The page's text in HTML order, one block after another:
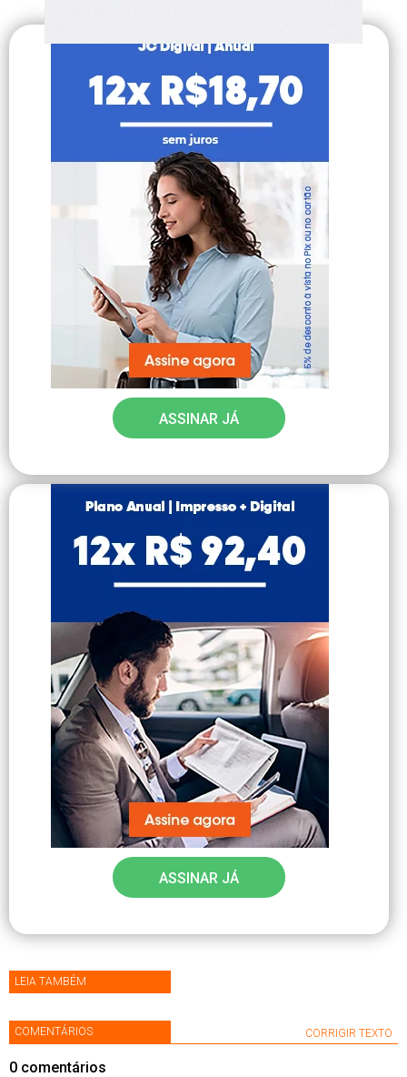
ASSINAR JÁ
ASSINAR JÁ
LEIA TAMBÉM
COMENTÁRIOS CORRIGIR TEXTO
0 comentários